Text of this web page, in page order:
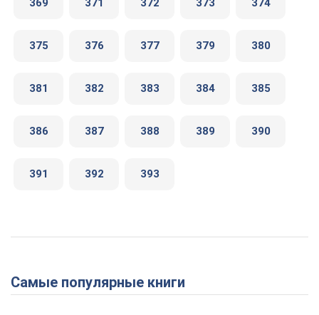
369 371 372 373 374
375 376 377 379 380
381 382 383 384 385
386 387 388 389 390
391 392 393
Самые популярные книги